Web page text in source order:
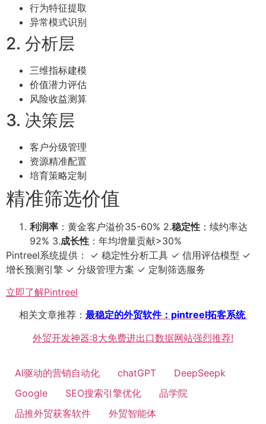
行为特征提取
异常模式识别
2. 分析层
三维指标建模
价值潜力评估
风险收益测算
3. 决策层
客户分级管理
资源精准配置
培育策略定制
精准筛选价值
利润率 ：黄金客户溢价35-60% 2.稳定性 ：续约率达
92% 3.成长性 ：年均增量贡献>30%
Pintreel系统提供： ✓ 稳定性分析工具 ✓ 信用评估模型 ✓
增长预测引擎 ✓ 分级管理方案 ✓ 定制筛选服务
立即了解Pintreel
相关文章推荐： 最稳定的外贸软件：pintreel拓客系统
外贸开发神器:8大免费进出口数据网站强烈推荐!
AI驱动的营销自动化 chatGPT
DeepSeepk
Google
SEO搜索引擎优化
品学院
品推外贸获客软件
外贸智能体